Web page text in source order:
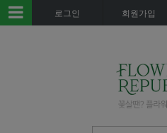
로그인 회원가입